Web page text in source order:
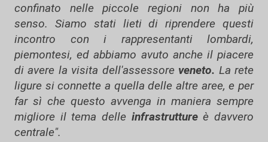
confinato nelle piccole regioni non ha più
senso. Siamo stati lieti di riprendere questi
incontro con i rappresentanti lombardi,
piemontesi, ed abbiamo avuto anche il piacere
di avere la visita dell'assessore veneto. La rete
ligure si connette a quella delle altre aree, e per
far sì che questo avvenga in maniera sempre
migliore il tema delle infrastruttureè davvero
centrale".